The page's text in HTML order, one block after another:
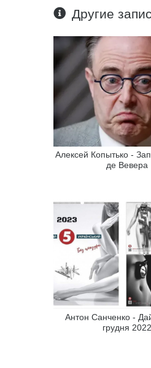
Другие
Алексей Копытько -
де Вевера
Антон Санченко -
грудня 2022